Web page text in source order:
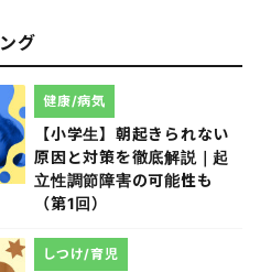
グ
【小学生】朝起きられない
原因と対策を徹底解説｜起
立性調節障害の可能性も
（第1回）
健康/病気
しつけ/育児